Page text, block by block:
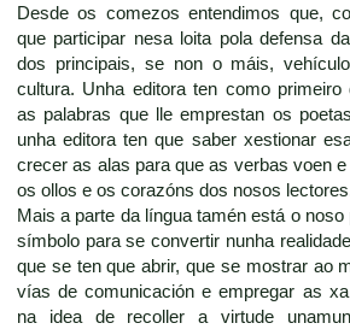
Desde os comezos entendimos que,
que participar nesa loita pola defensa
dos principais, se non o máis,
cultura. Unha editora ten como primeiro
as palabras que lle emprestan os
unha editora ten que saber xestionar
crecer as alas para que as verbas voen
os ollos e os corazóns dos nosos
Mais a parte da língua tamén está o
símbolo para se convertir nunha
que se ten que abrir, que se mostrar ao
vías de comunicación e empregar as
na idea de recoller a virtude